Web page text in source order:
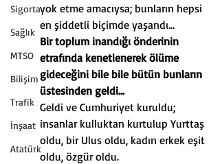
Sigorta
Sağlık
MTSO
Bilişim
Trafik
İnşaat
Atatürk
yok etme amacıysa; bunların hepsi
en şiddetli biçimde yaşandı...
Bir toplum inandığı önderinin
etrafında kenetlenerek ölüme
gideceğini bile bile bütün bunların
üstesinden geldi…
Geldi ve Cumhuriyet kuruldu;
insanlar kulluktan kurtulup Yurttaş
oldu, bir Ulus oldu, kadın erkek eşit
oldu, özgür oldu.